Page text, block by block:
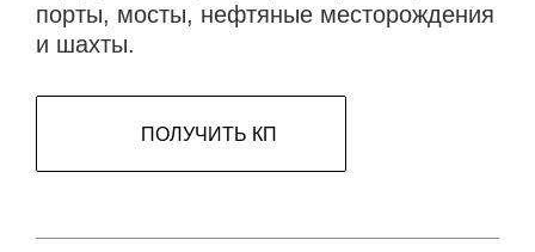
порты, мосты, нефтяные месторождения
и шахты.
ПОЛУЧИТЬ КП